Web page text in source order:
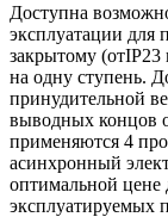
Доступна
эксплуатации для
закрытому
на одну ступень.
принудительной
выводных концов
применяются 4
асинхронный
оптимальной цене
эксплуатируемых